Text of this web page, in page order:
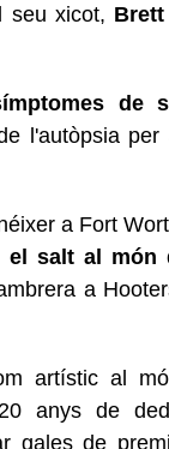
seu xicot, Brett
de
l'autòpsia
a Fort
el salt al món
a
artístic al
anys de
gales de